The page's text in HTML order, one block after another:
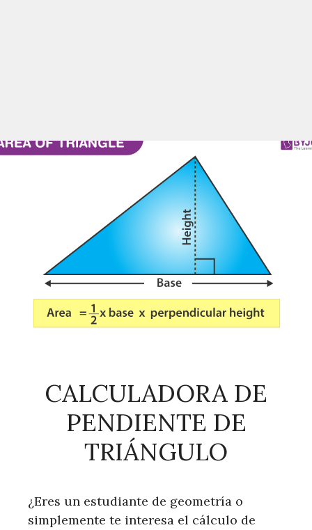
CALCULADORA DE
PENDIENTE DE
TRIÁNGULO
¿Eres un estudiante de geometría o
simplemente te interesa el cálculo de